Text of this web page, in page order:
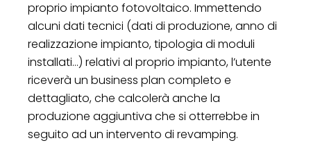
proprio impianto fotovoltaico. Immettendo
alcuni dati tecnici (dati di produzione, anno di
realizzazione impianto, tipologia di moduli
installati…) relativi al proprio impianto, l’utente
riceverà un business plan completo e
dettagliato, che calcolerà anche la
produzione aggiuntiva che si otterrebbe in
seguito ad un intervento di revamping.